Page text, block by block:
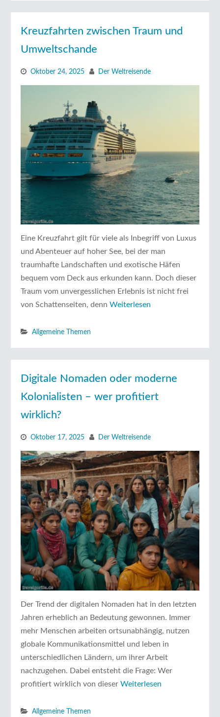
Kreuzfahrten zwischen Traum und
Umweltschande
Oktober 24, 2025 Der Weltreisende
Eine Kreuzfahrt gilt für viele als Inbegriff von Luxus
und Abenteuer auf hoher See, bei der man
traumhafte Landschaften und exotische Häfen
bequem vom Deck aus erkunden kann. Doch dieser
Traum vom unvergesslichen Erlebnis ist nicht frei
von Schattenseiten, denn Weiterlesen
Allgemeine Themen
Digitale Nomaden oder moderne
Kolonialisten – wer profitiert
wirklich?
Oktober 17, 2025 Der Weltreisende
Der Trend der digitalen Nomaden hat in den letzten
Jahren erheblich an Bedeutung gewonnen. Immer
mehr Menschen arbeiten ortsunabhängig, nutzen
globale Kommunikationsmittel und leben in
unterschiedlichen Ländern, um ihrer Arbeit
nachzugehen. Dabei entsteht die Frage: Wer
profitiert wirklich von dieser Weiterlesen
Allgemeine Themen